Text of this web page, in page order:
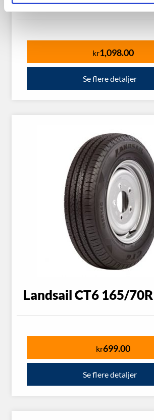
kr1,098.00
Se flere detaljer
Landsail CT6 165/
kr699.00
Se flere detaljer